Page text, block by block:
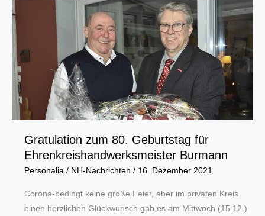
Geburtstag
ehemaligen
Geschäftsführer
Gratulation zum 80. Geburtstag für
Ehrenkreishandwerksmeister Burmann
Personalia/ NH-Nachrichten / 16. Dezember 2021
Corona-bedingt keine große Feier, aber im privaten Kreis
einen herzlichen Glückwunsch gab es am Mittwoch (15.12.)